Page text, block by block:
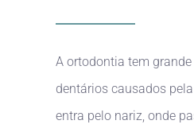
A ortodontia tem
dentários causados
entra pelo nariz, onde